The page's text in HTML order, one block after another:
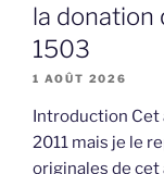
la donation
1503
1 AOÛT 2026
Introduction Cet
2011 mais je le
originales de cet